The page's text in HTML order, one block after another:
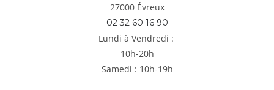
27000 Évreux
02 32 60 16 90
Lundi à Vendredi :
10h-20h
Samedi : 10h-19h